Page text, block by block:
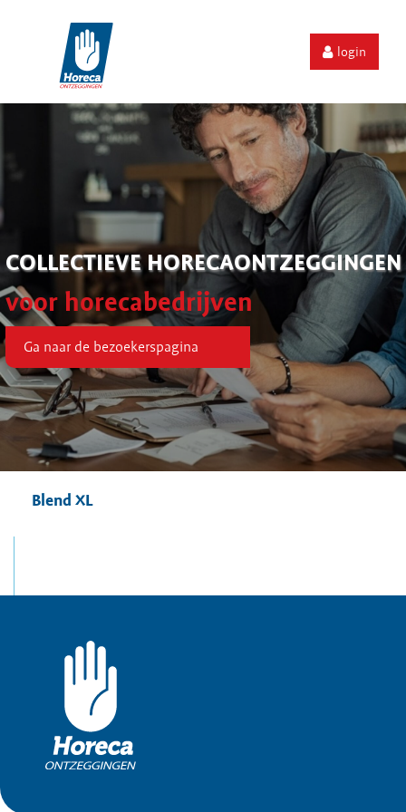
login
COLLECTIEVE HORECAONTZEGGINGEN
voor horecabedrijven
Ga naar de bezoekerspagina
Blend XL